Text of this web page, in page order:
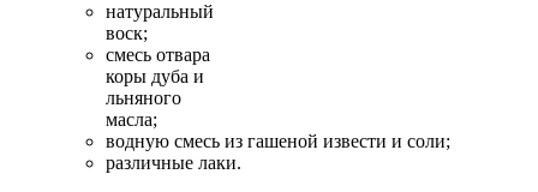
натуральный
воск;
смесь отвара
коры дуба и
льняного
масла;
водную смесь из гашеной извести и соли;
различные лаки.